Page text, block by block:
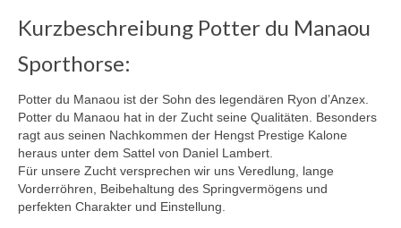
Olisco – Jalisco B – Nithard AA – Tripoli AA
Quatar de Plape AA
Zeus – Arlequin AA – Matador AA – Talisman
Inschallah AA – Israel AA – Nithard AA –
Xylene AA
Kurzbeschreibung Potter du Manaou
Sporthorse:
Potter du Manaou ist der Sohn des legendären Ryon d’Anzex.
Potter du Manaou hat in der Zucht seine Qualitäten. Besonders
ragt aus seinen Nachkommen der Hengst Prestige Kalone
heraus unter dem Sattel von Daniel Lambert.
Für unsere Zucht versprechen wir uns Veredlung, lange
Vorderröhren, Beibehaltung des Springvermögens und
perfekten Charakter und Einstellung.